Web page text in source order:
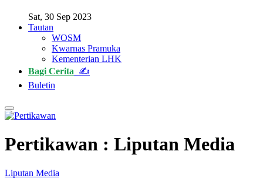
Sat, 30 Sep 2023
Tautan
WOSM
Kwarnas Pramuka
Kementerian LHK
Bagi Cerita ✍
Buletin
Pertikawan : Liputan Media
Liputan Media